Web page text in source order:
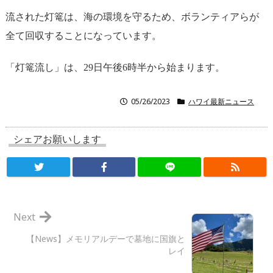
流された灯篭は、海の環境を守るため、ボランティアらが
全て回収することになっています。
「灯篭流し」は、29日午後6時半から始まります。
05/26/2023 ハワイ最新ニュース
シェアお願いします
【News】メモリアルデーで墓地に国旗と
レイ
Next